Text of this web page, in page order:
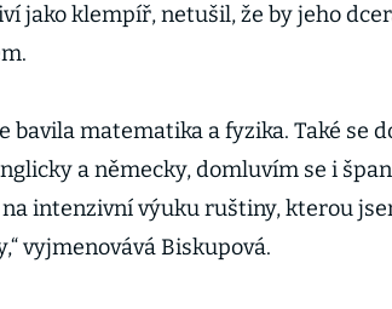
jako klempíř, netušil, že by jeho
bavila matematika a fyzika. Také se
a německy, domluvím se i
intenzivní výuku ruštiny, kterou
vyjmenovává Biskupová.